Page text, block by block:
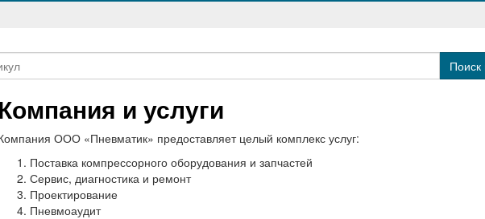
Поиск
и услуги
ООО «Пневматик» предоставляет целый комплекс услуг:
Поставка компрессорного оборудования и запчастей
Сервис, диагностика и ремонт
Проектирование
Пневмоаудит